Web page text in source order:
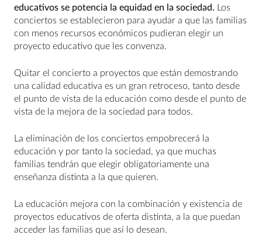
educativos se potencia la equidad en la sociedad. Los
conciertos se establecieron para ayudar a que las familias
con menos recursos económicos pudieran elegir un
proyecto educativo que les convenza.
Quitar el concierto a proyectos que están demostrando
una calidad educativa es un gran retroceso, tanto desde
el punto de vista de la educación como desde el punto de
vista de la mejora de la sociedad para todos.
La eliminación de los conciertos empobrecerá la
educación y por tanto la sociedad, ya que muchas
familias tendrán que elegir obligatoriamente una
enseñanza distinta a la que quieren.
La educación mejora con la combinación y existencia de
proyectos educativos de oferta distinta, a la que puedan
acceder las familias que así lo desean.